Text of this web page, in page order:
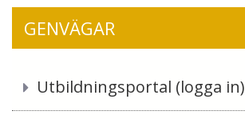
GENVÄGAR
Utbildningsportal (logga in)